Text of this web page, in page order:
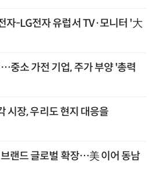
자-LG전자 유럽서 TV·모니터 '大
중소 가전 기업, 주가 부양 '총력
시장, 우리도 현지 대응을
랜드 글로벌 확장…美 이어 동남